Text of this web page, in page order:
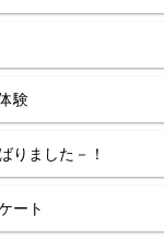
験
りました－！
ート